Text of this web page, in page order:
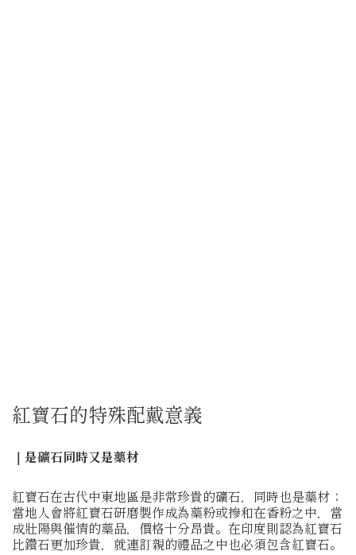
紅寶石的特殊配戴意義
｜是礦石同時又是藥材
紅寶石在古代中東地區是非常珍貴的礦石，同時也是藥材；
當地人會將紅寶石研磨製作成為藥粉或摻和在香粉之中，當
成壯陽與催情的藥品，價格十分昂貴。在印度則認為紅寶石
比鑽石更加珍貴，就連訂親的禮品之中也必須包含紅寶石。